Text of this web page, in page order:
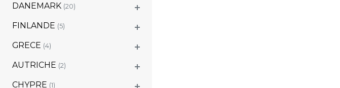
DANEMARK (20)
FINLANDE (5)
GRECE (4)
AUTRICHE (2)
CHYPRE (1)